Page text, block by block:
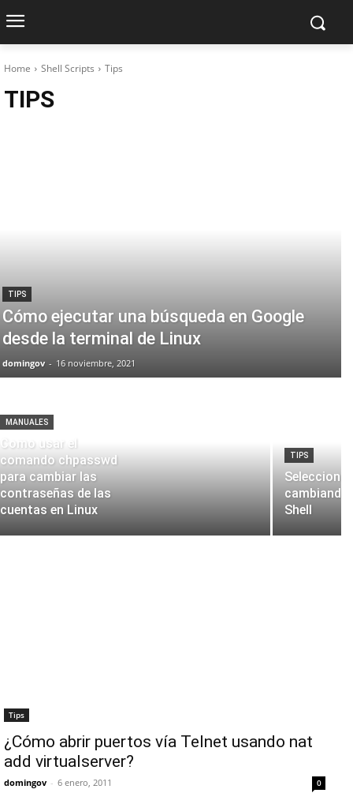
Home Shell Scripts Tips
TIPS
TIPS
Cómo ejecutar una búsqueda en Google
desde la terminal de Linux
domingov - 16 noviembre, 2021
MANUALES
Como usar el
comando chpasswd
para cambiar las
contraseñas de las
cuentas en Linux
TIPS
cambiando
Shell
Tips
¿Cómo abrir puertos vía Telnet usando nat
add virtualserver?
domingov - 6 enero, 2011 0